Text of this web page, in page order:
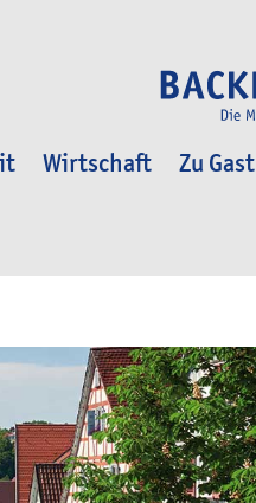
Wirtschaft Zu Gast